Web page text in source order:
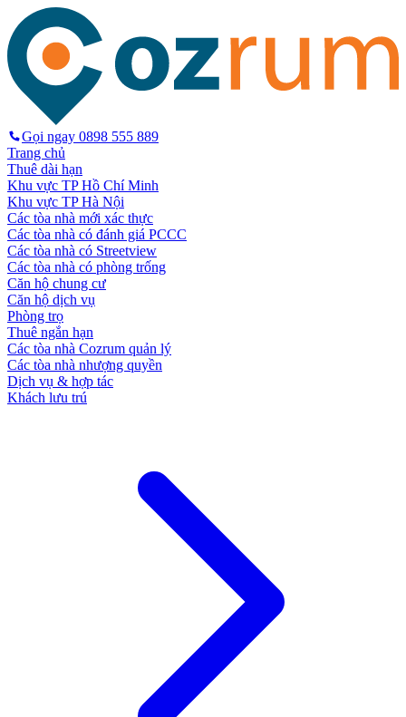
Gọi ngay 0898 555 889
Trang chủ
Thuê dài hạn
Khu vực TP Hồ Chí Minh
Khu vực TP Hà Nội
Các tòa nhà mới xác thực
Các tòa nhà có đánh giá PCCC
Các tòa nhà có Streetview
Các tòa nhà có phòng trống
Căn hộ chung cư
Căn hộ dịch vụ
Phòng trọ
Thuê ngắn hạn
Các tòa nhà Cozrum quản lý
Các tòa nhà nhượng quyền
Dịch vụ & hợp tác
Khách lưu trú